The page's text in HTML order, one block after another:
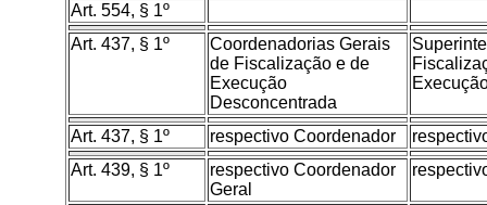
Art. 554, § 1º
Art. 437, § 1º
Coordenadorias Gerais
de Fiscalização e de
Execução
Desconcentrada
Art. 437, § 1º respectivo Coordenador
Art. 439, § 1º
respectivo Coordenador
Geral